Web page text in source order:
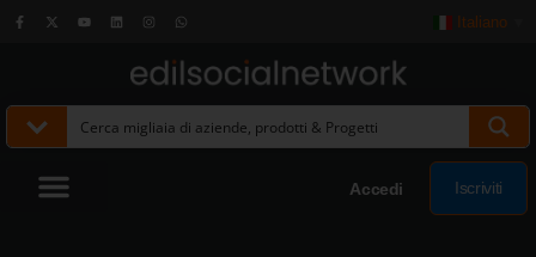
Italiano
Accedi Iscriviti